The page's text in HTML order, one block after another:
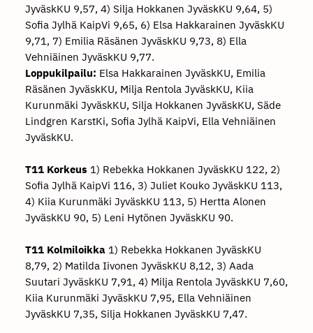
JyväskKU 9,57, 4) Silja Hokkanen JyväskKU 9,64, 5)
Sofia Jylhä KaipVi 9,65, 6) Elsa Hakkarainen JyväskKU
9,71, 7) Emilia Räsänen JyväskKU 9,73, 8) Ella
Vehniäinen JyväskKU 9,77.
Loppukilpailu: Elsa Hakkarainen JyväskKU, Emilia
Räsänen JyväskKU, Milja Rentola JyväskKU, Kiia
Kurunmäki JyväskKU, Silja Hokkanen JyväskKU, Säde
Lindgren KarstKi, Sofia Jylhä KaipVi, Ella Vehniäinen
JyväskKU.
T11 Korkeus 1) Rebekka Hokkanen JyväskKU 122, 2)
Sofia Jylhä KaipVi 116, 3) Juliet Kouko JyväskKU 113,
4) Kiia Kurunmäki JyväskKU 113, 5) Hertta Alonen
JyväskKU 90, 5) Leni Hytönen JyväskKU 90.
T11 Kolmiloikka 1) Rebekka Hokkanen JyväskKU
8,79, 2) Matilda Iivonen JyväskKU 8,12, 3) Aada
Suutari JyväskKU 7,91, 4) Milja Rentola JyväskKU 7,60,
Kiia Kurunmäki JyväskKU 7,95, Ella Vehniäinen
JyväskKU 7,35, Silja Hokkanen JyväskKU 7,47.